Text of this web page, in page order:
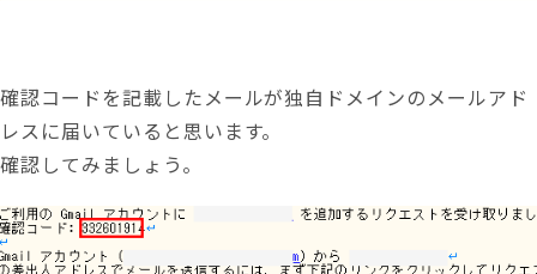
確認コードを記載したメールが独自ドメインのメールアド
レスに届いていると思います。
確認してみましょう。